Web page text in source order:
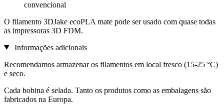
convencional
O filamento 3DJake ecoPLA mate pode ser usado com quase todas
as impressoras 3D FDM.
Informações adicionais
Recomendamos armazenar os filamentos em local fresco (15-25 °C)
e seco.
Cada bobina é selada. Tanto os produtos como as embalagens são
fabricados na Europa.